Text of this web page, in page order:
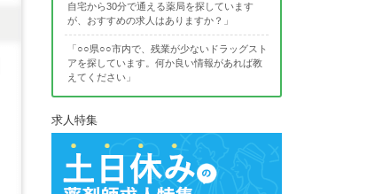
自宅から30分で通える薬局を探しています
が、おすすめの求人はありますか？」
「○○県○○市内で、残業が少ないドラッグスト
アを探しています。何か良い情報があれば教
えてください」
求人特集